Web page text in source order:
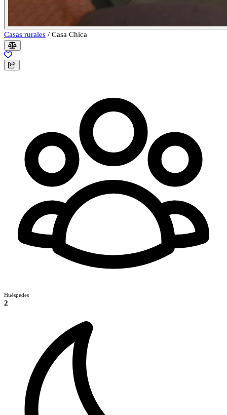
Casas rurales / Casa Chica
Huéspedes
2